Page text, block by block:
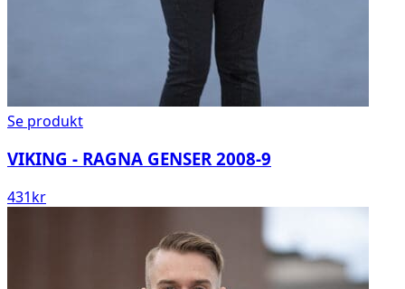
Se produkt
VIKING - RAGNA GENSER 2008-9
431kr